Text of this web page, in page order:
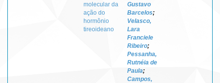
molecular da
ação do
hormônio
tireoideano
Gustavo
Barcelos;
Velasco,
Lara
Franciele
Ribeiro;
Pessanha,
Rutnéia de
Paula;
Campos,